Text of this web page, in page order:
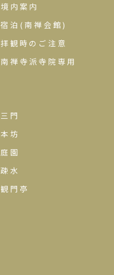
境内案内
宿泊(南禅会館)
拝観時のご注意
南禅寺派寺院専用
三門
本坊
庭園
疎水
観門亭